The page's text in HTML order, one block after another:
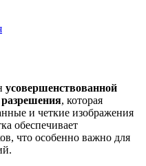
усовершенствованной
, которая
и четкие изображения
обеспечивает
что особенно важно для